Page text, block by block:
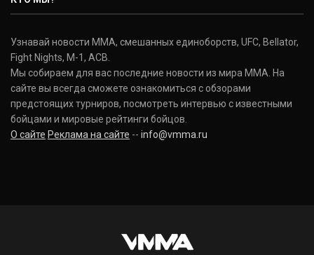
Узнавай новости ММА, смешанных единоборств, UFC, Bellator,
Fight Nights, M-1, ACB.
Мы собираем для вас последние новости из мира ММА. На
сайте вы всегда сможете ознакомиться с обзорами
предстоящих турниров, посмотреть интервью с известными
бойцами и мировые рейтинги бойцов.
О сайте Реклама на сайте -- info@vmma.ru